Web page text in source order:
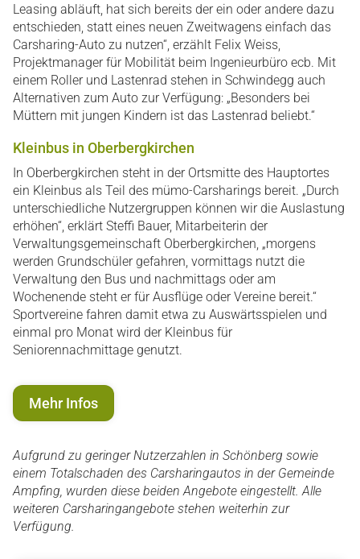
Leasing abläuft, hat sich bereits der ein oder andere dazu
entschieden, statt eines neuen Zweitwagens einfach das
Carsharing-Auto zu nutzen“, erzählt Felix Weiss,
Projektmanager für Mobilität beim Ingenieurbüro ecb. Mit
einem Roller und Lastenrad stehen in Schwindegg auch
Alternativen zum Auto zur Verfügung: „Besonders bei
Müttern mit jungen Kindern ist das Lastenrad beliebt.“
Kleinbus in Oberbergkirchen
In Oberbergkirchen steht in der Ortsmitte des Hauptortes
ein Kleinbus als Teil des mümo-Carsharings bereit. „Durch
unterschiedliche Nutzergruppen können wir die Auslastung
erhöhen“, erklärt Steffi Bauer, Mitarbeiterin der
Verwaltungsgemeinschaft Oberbergkirchen, „morgens
werden Grundschüler gefahren, vormittags nutzt die
Verwaltung den Bus und nachmittags oder am
Wochenende steht er für Ausflüge oder Vereine bereit.“
Sportvereine fahren damit etwa zu Auswärtsspielen und
einmal pro Monat wird der Kleinbus für
Seniorennachmittage genutzt.
Mehr Infos
Aufgrund zu geringer Nutzerzahlen in Schönberg sowie
einem Totalschaden des Carsharingautos in der Gemeinde
Ampfing, wurden diese beiden Angebote eingestellt. Alle
weiteren Carsharingangebote stehen weiterhin zur
Verfügung.